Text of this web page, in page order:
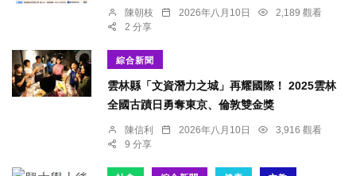
陳朝枝 2026年八月10日
2,189 觀看
2 分享
綜合新聞
雲林縣「文資潛力之城」再耀國際！ 2025雲林
全國古蹟日勇奪東京、倫敦雙金獎
陳信利 2026年八月10日
3,916 觀看
9 分享